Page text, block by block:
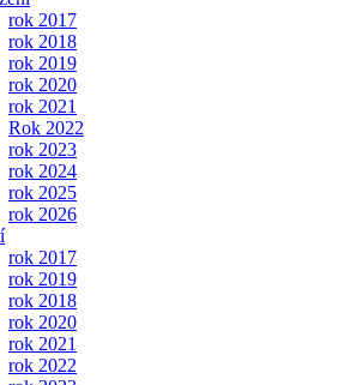
rok 2017
rok 2018
rok 2019
rok 2020
rok 2021
Rok 2022
rok 2023
rok 2024
rok 2025
rok 2026
rok 2017
rok 2019
rok 2018
rok 2020
rok 2021
rok 2022